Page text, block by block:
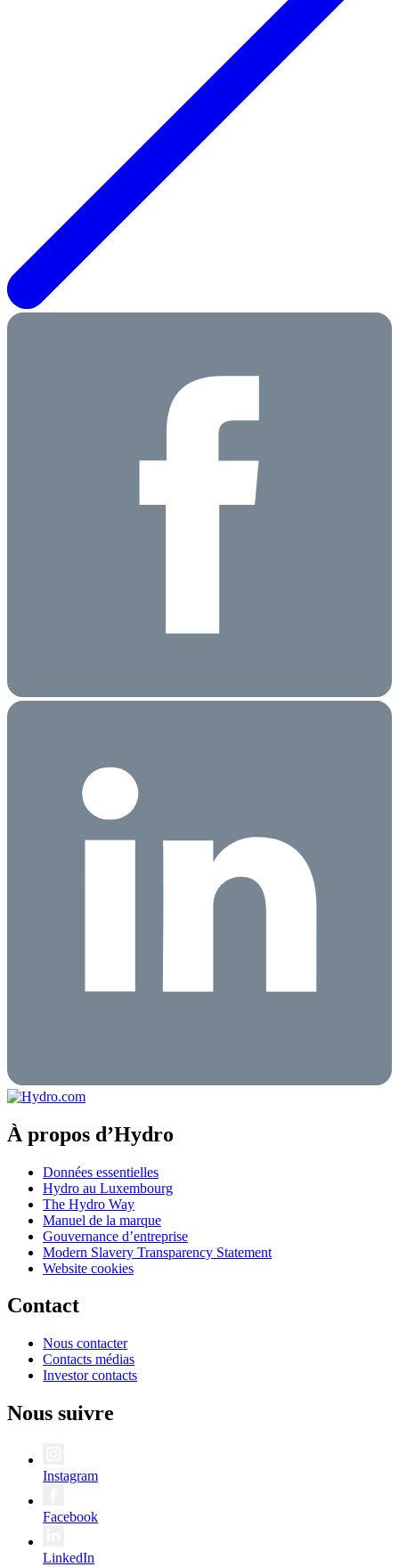
À propos d’Hydro
Données essentielles
Hydro au Luxembourg
The Hydro Way
Manuel de la marque
Gouvernance d’entreprise
Modern Slavery Transparency Statement
Website cookies
Contact
Nous contacter
Contacts médias
Investor contacts
Nous suivre
Instagram
Facebook
LinkedIn